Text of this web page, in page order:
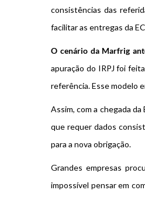
consistências das
facilitar as entregas da
O cenário da Marfrig
apuração do IRPJ foi
referência. Esse modelo
Assim, com a chegada
que requer dados
para a nova obrigação.
Grandes empresas
impossível pensar em